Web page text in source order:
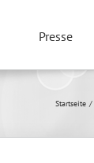
Presse
Startseite